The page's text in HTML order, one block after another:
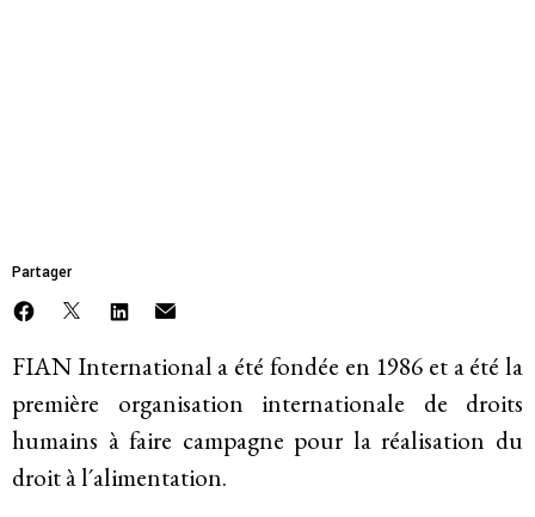
Faire face à la dépossession
Justice climatique et environnementale
A propos de
Mission
Partager
FIAN International a été fondée en 1986 et a été la
première organisation internationale de droits
humains à faire campagne pour la réalisation du
droit à l´alimentation.